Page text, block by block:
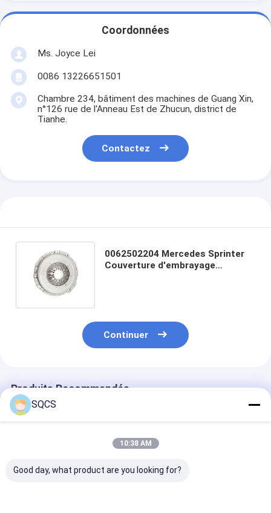
Coordonnées
Ms. Joyce Lei
0086 13226651501
Chambre 234, bâtiment des machines de Guang Xin,
n°126 rue de l'Anneau Est de Zhucun, district de
Tianhe.
Contactez
0062502204 Mercedes Sprinter
Couverture d'embrayage
Continuer
Produits Recommandés
SQCS
10:38 AM
Good day, what product are you looking for?